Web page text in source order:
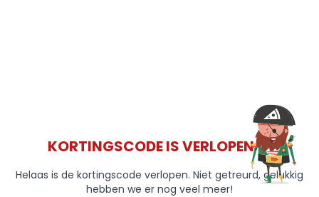
KORTINGSCODE IS VERLOPEN 😞
Helaas is de kortingscode verlopen. Niet getreurd, gelukkig
hebben we er nog veel meer!